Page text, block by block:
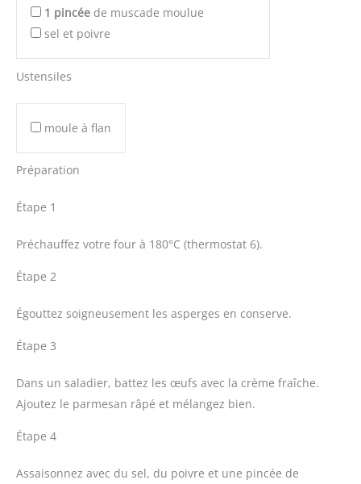
1 pincée de muscade moulue
sel et poivre
Ustensiles
moule à flan
Préparation
Étape 1
Préchauffez votre four à 180°C (thermostat 6).
Étape 2
Égouttez soigneusement les asperges en conserve.
Étape 3
Dans un saladier, battez les œufs avec la crème fraîche.
Ajoutez le parmesan râpé et mélangez bien.
Étape 4
Assaisonnez avec du sel, du poivre et une pincée de